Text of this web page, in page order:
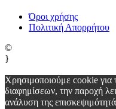
Όροι χρήσης
Πολιτική Απορρήτου
©
}
Χρησιμοποιούμε cookie για
διαφημίσεων, την παροχή
ανάλυση της